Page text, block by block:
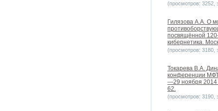
(просмотров: 3252,
Гилязова А.А. О
посвящённой
кибернетика.
(просмотров: 3180,
Токарева В.А.
конференции
—29 ноября 2014
62.
(просмотров: 3190,